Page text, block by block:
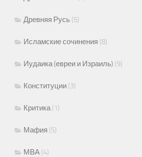
Древняя Русь (5)
Исламские сочинения (8)
Иудаика (евреи и Израиль) (9)
Конституции (3)
Критика(1)
Мафия (5)
МВА (4)